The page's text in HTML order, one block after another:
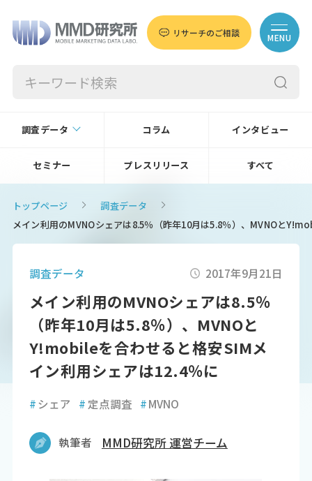
リサーチのご相談 MENU
調査データ コラム インタビュー
セミナー プレスリリース すべて
トップページ
調査データ
メイン利用のMVNOシェアは8.5％（昨年10月は5.8％）、MVNOと
調査データ 2017年9月21日
メイン利用のMVNOシェアは8.5％
（昨年10月は5.8％）、MVNOと
Y!mobileを合わせると格安SIMメ
イン利用シェアは12.4％に
#シェア # 定点調査 #MVNO
執筆者 MMD研究所 運営チーム